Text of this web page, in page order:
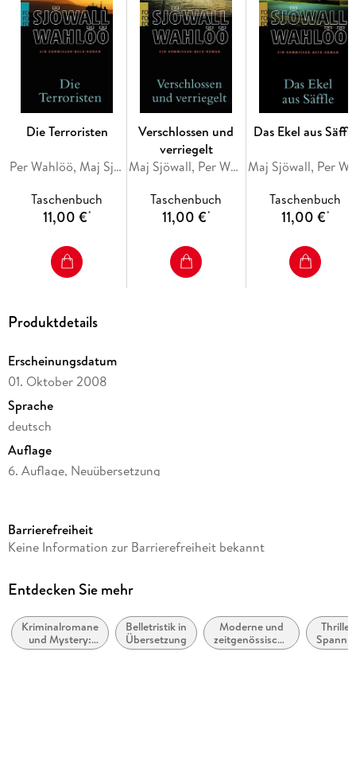
Dies ist der neunte Band der weltberühmten Serie um den
schwedischen Kommissar Martin Beck. In neuer Übersetzung
und mit einem Vorwort von Liza Marklund.
Die Terroristen
Per Wahlöö, Maj Sjöwall
Taschenbuch
11,00 €*
Verschlossen und
verriegelt
Maj Sjöwall, Per Wahlöö
Taschenbuch
11,00 €*
Das Ekel aus
Taschenbuch
11,00 €*
Produktdetails
Erscheinungsdatum
01. Oktober 2008
Sprache
deutsch
Auflage
6. Auflage, Neuübersetzung
Reihe
Autor/Autorin
Übersetzung
Hedwig M. Binder
Barrierefreiheit
Keine Information zur Barrierefreiheit bekannt
Entdecken Sie mehr
Kriminalromane
und Mystery:
Polizeiarbeit &
Belletristik in
Übersetzung
Moderne und
zeitgenössische
Belletristik: